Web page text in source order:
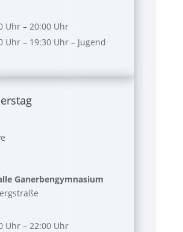
Uhr – 20:00 Uhr
Uhr – 19:30 Uhr – Jugend
Ganerbengymnasium
Uhr – 22:00 Uhr